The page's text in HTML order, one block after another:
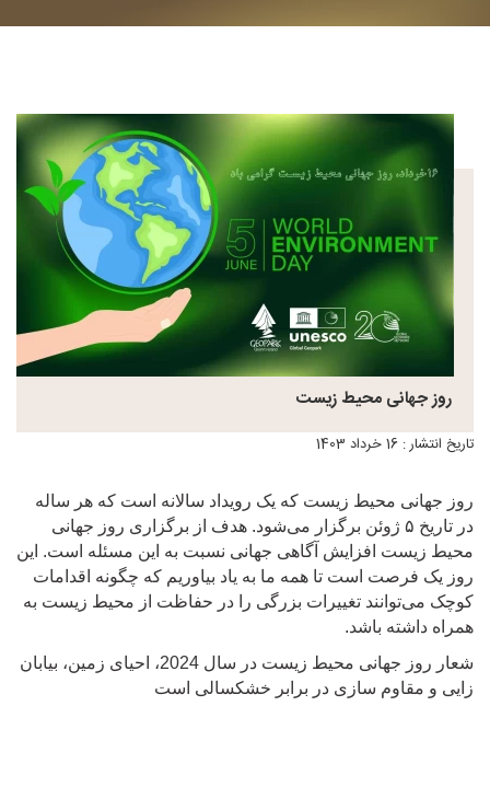
روز جهانی محیط زیست
تاریخ انتشار : 16 خرداد 1403
روز جهانی محیط زیست که یک رویداد سالانه است که هر ساله
در تاریخ ۵ ژوئن برگزار می‌شود. هدف از برگزاری روز جهانی
محیط زیست افزایش آگاهی جهانی نسبت به این مسئله است. این
روز یک فرصت است تا همه ما به یاد بیاوریم که چگونه اقدامات
کوچک می‌توانند تغییرات بزرگی را در حفاظت از محیط زیست به
همراه داشته باشد.
شعار روز جهانی محیط زیست در سال 2024، احیای زمین، بیابان
زایی و مقاوم سازی در برابر خشکسالی است